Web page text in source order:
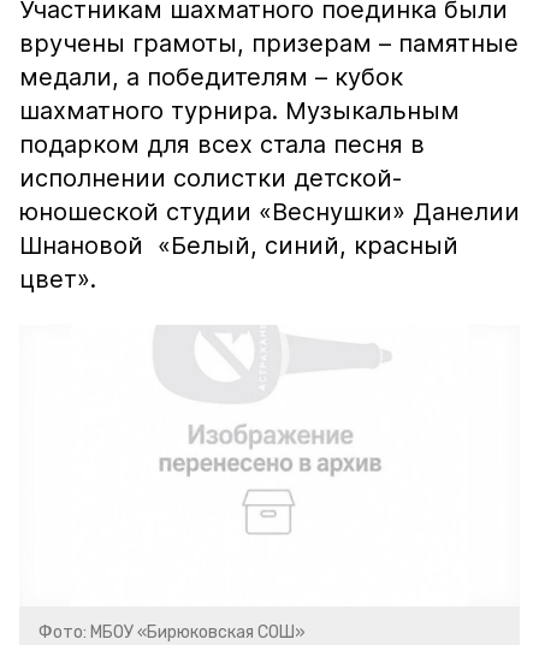
Участникам шахматного поединка были
вручены грамоты, призерам – памятные
медали, а победителям – кубок
шахматного турнира. Музыкальным
подарком для всех стала песня в
исполнении солистки детской-
юношеской студии «Веснушки» Данелии
Шнановой «Белый, синий, красный
цвет».
Фото: МБОУ «Бирюковская СОШ»